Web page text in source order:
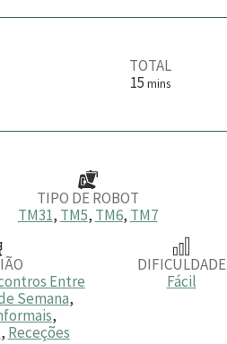
TOTAL
15m
u
mins
TIPO DE ROBOT
TM31, TM5, TM6, TM7
Entre
Semana,
,
, Receções
DIFICULDADE
Fácil